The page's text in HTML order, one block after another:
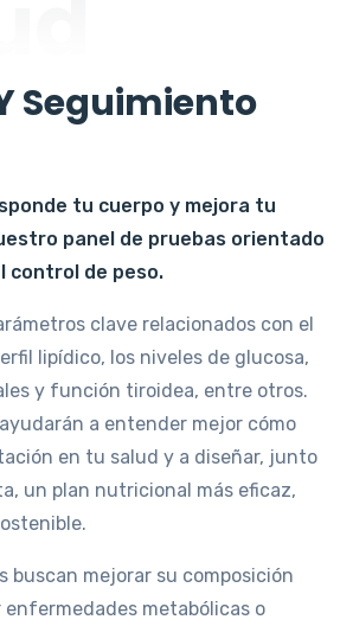
Seguimiento
tu cuerpo y mejora tu
panel de pruebas orientado
control de peso.
clave relacionados con el
lipídico, los niveles de glucosa,
y función tiroidea, entre otros.
a entender mejor cómo
en tu salud y a diseñar, junto
un plan nutricional más eficaz,
buscan mejorar su composición
enfermedades metabólicas o